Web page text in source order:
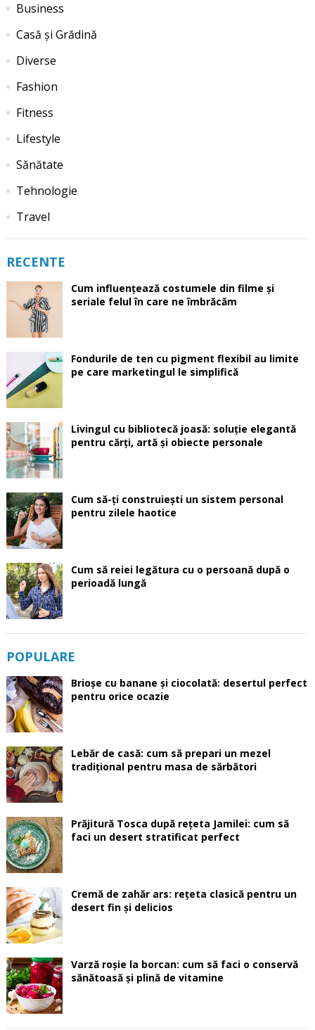
Business
Casă și Grădină
Diverse
Fashion
Fitness
Lifestyle
Sănătate
Tehnologie
Travel
RECENTE
Cum influențează costumele din filme și
seriale felul în care ne îmbrăcăm
Fondurile de ten cu pigment flexibil au limite
pe care marketingul le simplifică
Livingul cu bibliotecă joasă: soluție elegantă
pentru cărți, artă și obiecte personale
Cum să-ți construiești un sistem personal
pentru zilele haotice
Cum să reiei legătura cu o persoană după o
perioadă lungă
POPULARE
Brioșe cu banane și ciocolată: desertul perfect
pentru orice ocazie
Lebăr de casă: cum să prepari un mezel
tradițional pentru masa de sărbători
Prăjitură Tosca după rețeta Jamilei: cum să
faci un desert stratificat perfect
Cremă de zahăr ars: rețeta clasică pentru un
desert fin și delicios
Varză roșie la borcan: cum să faci o conservă
sănătoasă și plină de vitamine